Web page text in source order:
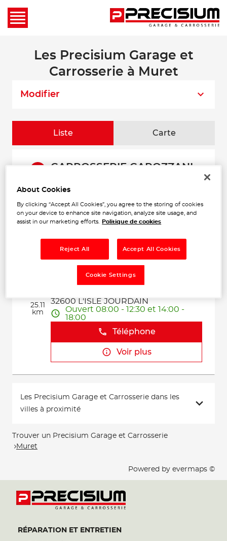
Les Precisium Garage et
Carrosserie à Muret
Modifier
Liste Carte
10.45
CARROSSERIE CAROZZANI
31120 PORTET SUR GARONNE
18:00
Téléphone
Voir plus
25.11
km
GARAGE JMT RACING
32600 L'ISLE JOURDAIN
Ouvert 08:00 - 12:30 et 14:00 -
18:00
Téléphone
Voir plus
Les Precisium Garage et Carrosserie dans les
villes à proximité
Trouver un Precisium Garage et Carrosserie
Muret
Powered by evermaps ©
RÉPARATION ET ENTRETIEN
About Cookies
By clicking “Accept All Cookies”, you agree to the storing of cookies
on your device to enhance site navigation, analyze site usage, and
assist in our marketing efforts.
Politique de cookies
Reject All Accept All Cookies
Cookie Settings